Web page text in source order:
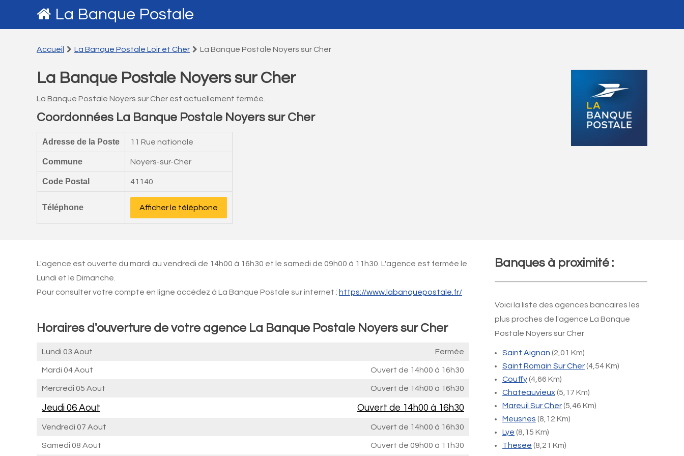
La Banque Postale
Accueil La Banque Postale Loir et Cher La Banque Postale Noyers sur Cher
La Banque Postale Noyers sur Cher
La Banque Postale Noyers sur Cher est actuellement fermée.
Coordonnées La Banque Postale Noyers sur Cher
Adresse de la Poste 11 Rue nationale
Commune Noyers-sur-Cher
Code Postal 41140
Téléphone Afficher le téléphone
L'agence est ouverte du mardi au vendredi de 14h00 à 16h30 et le samedi de 09h00 à 11h30. L'agence est fermée le
Lundi et le Dimanche.
Pour consulter votre compte en ligne accédez à La Banque Postale sur internet : https://www.labanquepostale.fr/
Horaires d'ouverture de votre agence La Banque Postale Noyers sur Cher
Lundi 03 Aout Fermée
Mardi 04 Aout Ouvert de 14h00 à 16h30
Mercredi 05 Aout Ouvert de 14h00 à 16h30
Jeudi 06 Aout Ouvert de 14h00 à 16h30
Vendredi 07 Aout Ouvert de 14h00 à 16h30
Samedi 08 Aout Ouvert de 09h00 à 11h30
Banques à proximité :
Voici la liste des agences bancaires les
plus proches de l'agence La Banque
Postale Noyers sur Cher
Saint Aignan (2,01 Km)
Saint Romain Sur Cher(4,54 Km)
Couffy(4,66 Km)
Chateauvieux(5,17 Km)
Mareuil Sur Cher(5,46 Km)
Meusnes (8,12 Km)
Lye (8,15 Km)
Thesee (8,21 Km)